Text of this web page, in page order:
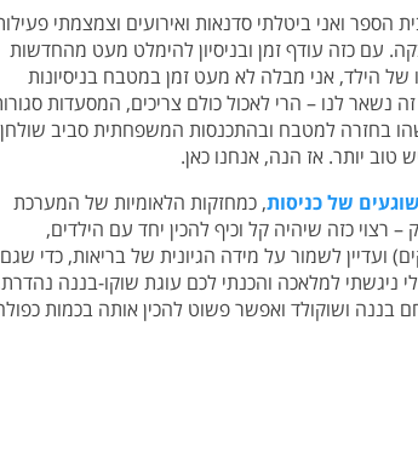
הספר ואני ביטלתי סדנאות ואירועים וצמצמתי
עם כזה עודף זמן ובניסיון להימלט מעט מהחדשות
הילד, אני מבלה לא מעט זמן במטבח בניסיונות
נשאר לנו – הרי לאכול כולם צריכים, המסעדות
בחזרה למטבח ובהתכנסות המשפחתית סביב שולחן
טוב יותר. אז הנה, אנחנו כאן.
של כניסות, כמחזקות הלאומיות של המערכת
כזה שיהיה קל וכיף להכין יחד עם הילדים,
ועדיין לשמור על מידה הגיונית של בריאות, כדי שגם
ניגשתי למלאכה והכנתי לכם עוגת שוקו-בננה
בננה ושוקולד ואפשר פשוט להכין אותה בכמות